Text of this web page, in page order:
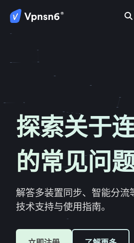
首页
虚拟私人网路
隐私保护
服务介绍
新闻动态
关于我们
常见问题
探索关于
的常见问
解答多装置同步、智能分流
技术支持与使用指南。